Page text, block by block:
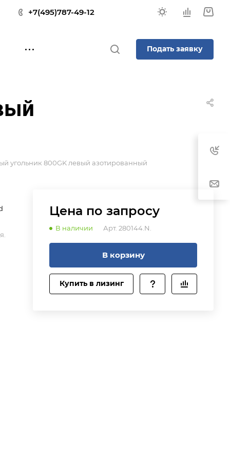
+7(495)787-49-12
Подать заявку
угольник 800GK левый азотированный
Цена по запросу
В наличии Арт. 280144.N.
В корзину
Купить в лизинг